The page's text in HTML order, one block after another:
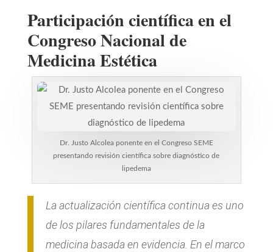
Participación científica en el
Congreso Nacional de
Medicina Estética
Dr. Justo Alcolea ponente en el Congreso SEME
presentando revisión científica sobre diagnóstico de
lipedema
La actualización científica continua es uno
de los pilares fundamentales de la
medicina basada en evidencia. En el marco